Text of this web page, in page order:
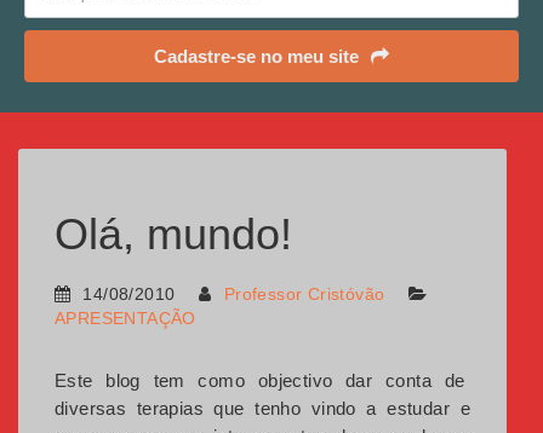
Cadastre-se no meu site
Olá, mundo!
14/08/2010
Professor Cristóvão
APRESENTAÇÃO
Este blog tem como objectivo dar conta de
diversas terapias que tenho vindo a estudar e